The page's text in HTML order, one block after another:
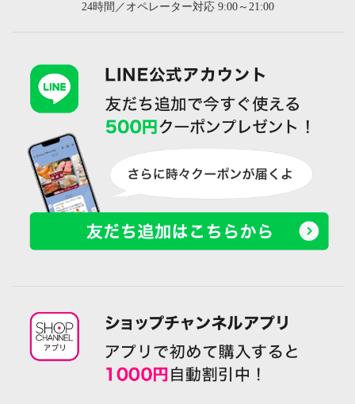
24時間／オペレーター対応 9:00～21:00